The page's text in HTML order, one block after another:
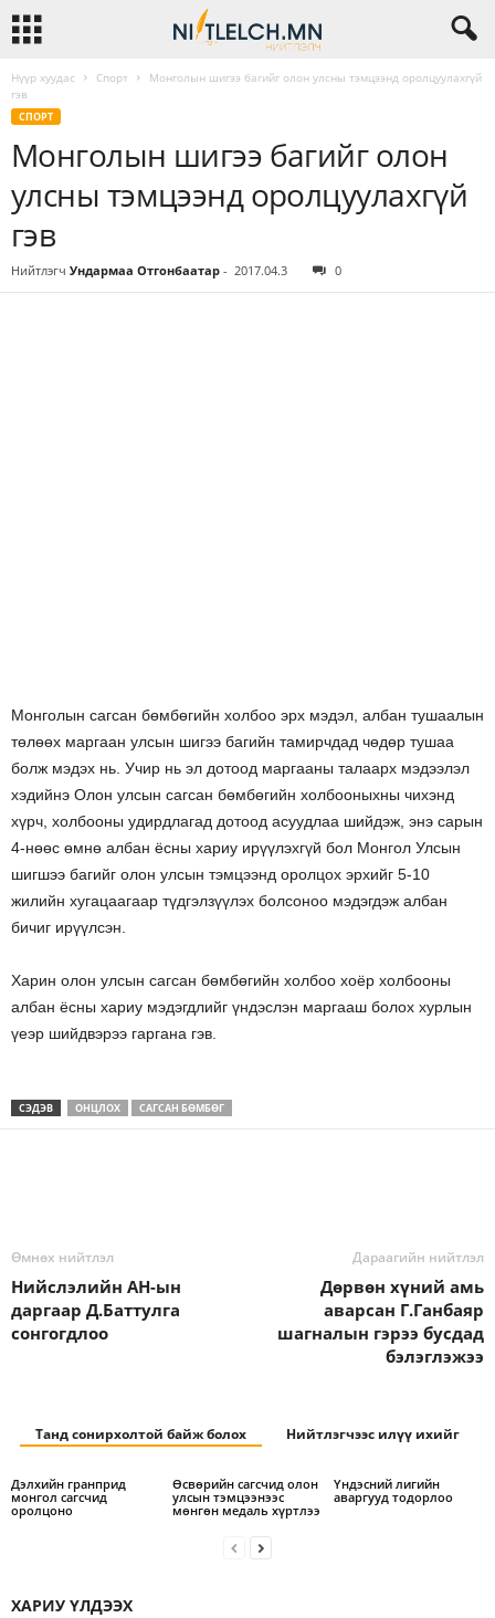
Нүүр хуудас Спорт
Монголын шигээ багийг олон улсны тэмцээнд оролцуулахгүй
гэв
СПОРТ
Монголын шигээ багийг олон
улсны тэмцээнд оролцуулахгүй
гэв
Нийтлэгч Ундармаа Отгонбаатар - 2017.04.3 0
Монголын сагсан бөмбөгийн холбоо эрх мэдэл, албан тушаалын
төлөөх маргаан улсын шигээ багийн тамирчдад чөдөр тушаа
болж мэдэх нь. Учир нь эл дотоод маргааны талаарх мэдээлэл
хэдийнэ Олон улсын сагсан бөмбөгийн холбооныхны чихэнд
хүрч, холбооны удирдлагад дотоод асуудлаа шийдэж, энэ сарын
4-нөөс өмнө албан ёсны хариу ирүүлэхгүй бол Монгол Улсын
шигшээ багийг олон улсын тэмцээнд оролцох эрхийг 5-10
жилийн хугацаагаар түдгэлзүүлэх болсоноо мэдэгдэж албан
бичиг ирүүлсэн.
Харин олон улсын сагсан бөмбөгийн холбоо хоёр холбооны
албан ёсны хариу мэдэгдлийг үндэслэн маргааш болох хурлын
үеэр шийдвэрээ гаргана гэв.
СЭДЭВ ОНЦЛОХ САГСАН БӨМБӨГ
Өмнөх нийтлэл
Нийслэлийн АН-ын
даргаар Д.Баттулга
сонгогдлоо
Дараагийн нийтлэл
Дөрвөн хүний амь
аварсан Г.Ганбаяр
шагналын гэрээ бусдад
бэлэглэжээ
Танд сонирхолтой байж болох Нийтлэгчээс илүү ихийг
Дэлхийн гранприд
монгол сагсчид
оролцоно
Өсвөрийн сагсчид олон
улсын тэмцээнээс
мөнгөн медаль хүртлээ
Үндэсний лигийн
аваргууд тодорлоо
ХАРИУ ҮЛДЭЭХ